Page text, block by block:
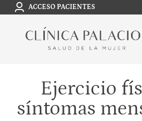
ACCESO PACIENTES
Ejercicio
síntomas